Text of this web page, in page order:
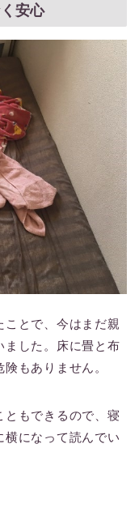
安心
ことで、今はまだ親
ました。床に畳と布
もありません。
もできるので、寝
横になって読んでい